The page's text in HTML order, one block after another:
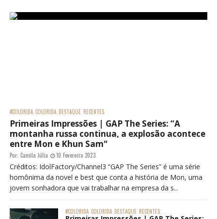
#COLORIDA COLORIDA DESTAQUE RECENTES
Primeiras Impressões | GAP The Series: “A
montanha russa continua, a explosão acontece
entre Mon e Khun Sam"
Por: Camila Júlia 10 Fevereiro 2023
Créditos: IdolFactory/Channel3 “GAP The Series” é uma série
homônima da novel e best que conta a história de Mon, uma
jovem sonhadora que vai trabalhar na empresa da s...
#COLORIDA COLORIDA DESTAQUE RECENTES